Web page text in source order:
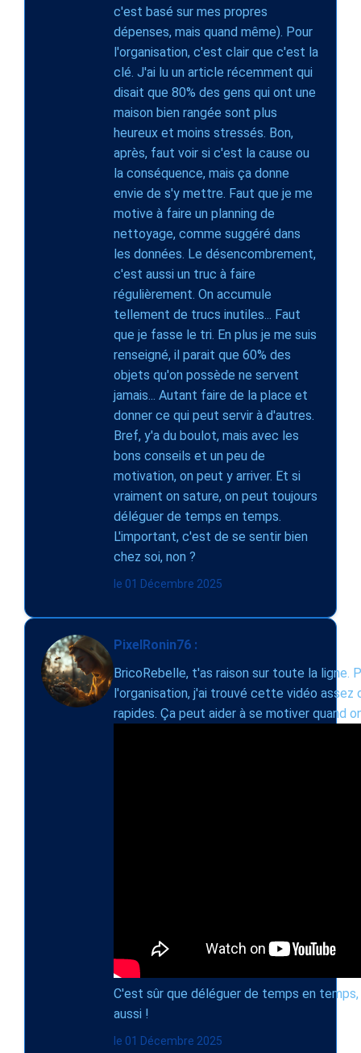
c'est basé sur mes propres
dépenses, mais quand même). Pour
l'organisation, c'est clair que c'est la
clé. J'ai lu un article récemment qui
disait que 80% des gens qui ont une
maison bien rangée sont plus
heureux et moins stressés. Bon,
après, faut voir si c'est la cause ou
la conséquence, mais ça donne
envie de s'y mettre. Faut que je me
motive à faire un planning de
nettoyage, comme suggéré dans
les données. Le désencombrement,
c'est aussi un truc à faire
régulièrement. On accumule
tellement de trucs inutiles... Faut
que je fasse le tri. En plus je me suis
renseigné, il parait que 60% des
objets qu'on possède ne servent
jamais... Autant faire de la place et
donner ce qui peut servir à d'autres.
Bref, y'a du boulot, mais avec les
bons conseils et un peu de
motivation, on peut y arriver. Et si
vraiment on sature, on peut toujours
déléguer de temps en temps.
L'important, c'est de se sentir bien
chez soi, non ?
le 01 Décembre 2025
PixelRonin76 :
BricoRebelle, t'as raison sur toute la ligne.
l'organisation, j'ai trouvé cette vidéo assez
rapides. Ça peut aider à se motiver quand
C'est sûr que déléguer de temps en
aussi !
le 01 Décembre 2025